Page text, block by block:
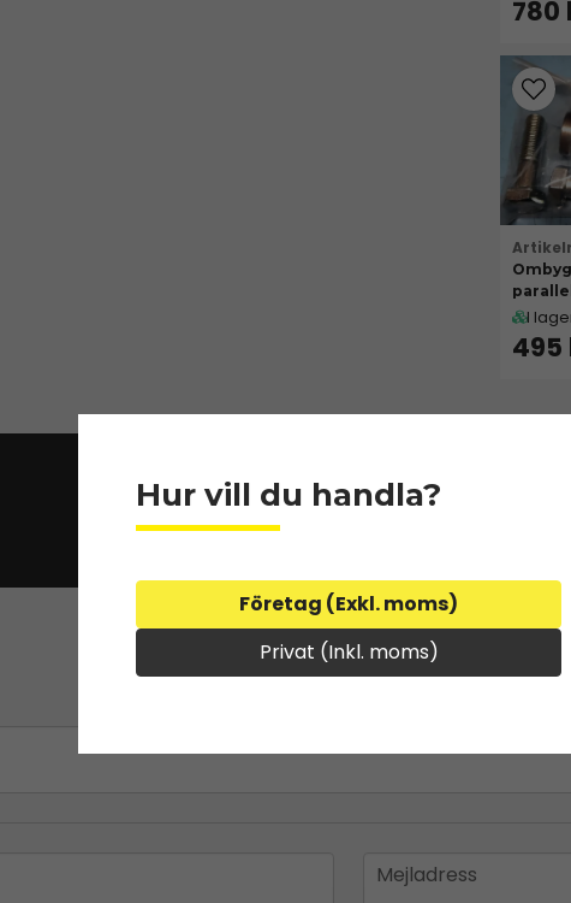
780
I
495
email
Mejladress
Hur vill du handla?
Företag (Exkl. moms)
Privat (Inkl. moms)